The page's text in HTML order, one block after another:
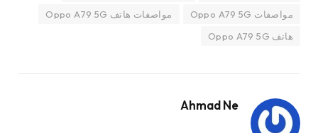
مواصفات Oppo A79 5G
مواصفات هاتف Oppo A79 5G
هاتف Oppo A79 5G
Ahmad Ne